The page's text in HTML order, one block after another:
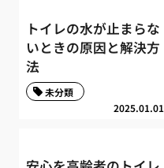
トイレの水が止まらな
いときの原因と解決方
法
2025.01.01
未分類